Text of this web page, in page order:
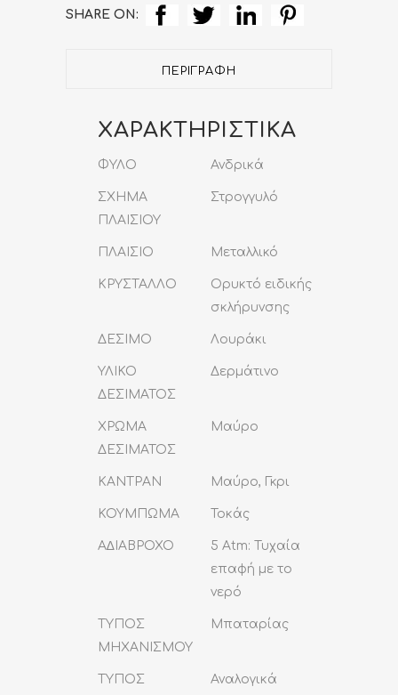
Strap
SHARE ON:
ΠΕΡΙΓΡΑΦΉ
ΧΑΡΑΚΤΗΡΙΣΤΙΚΑ
ΦΥΛΟ Ανδρικά
ΣΧΗΜΑ
ΠΛΑΙΣΙΟΥ
Στρογγυλό
ΠΛΑΙΣΙΟ Μεταλλικό
ΚΡΥΣΤΑΛΛΟ
Ορυκτό ειδικής
σκλήρυνσης
ΔΕΣΙΜΟ Λουράκι
ΥΛΙΚΟ
ΔΕΣΙΜΑΤΟΣ
Δερμάτινο
ΧΡΩΜΑ
ΔΕΣΙΜΑΤΟΣ
Μαύρο
ΚΑΝΤΡΑΝ Μαύρο, Γκρι
ΚΟΥΜΠΩΜΑ Τοκάς
Α∆ΙΑΒΡΟΧΟ
5 Atm: Τυχαία
επαφή με το
νερό
ΤΥΠΟΣ
ΜΗΧΑΝΙΣΜΟΥ
Μπαταρίας
ΤΥΠΟΣ
Αναλογικά